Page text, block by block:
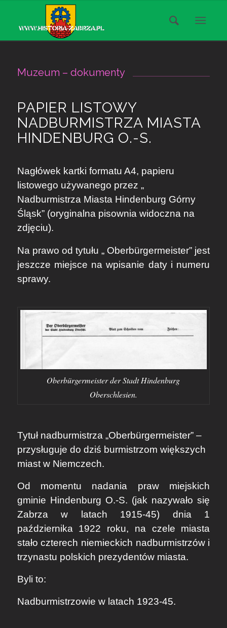
Muzeum – dokumenty
PAPIER LISTOWY
NADBURMISTRZA MIASTA
HINDENBURG O.-S.
Nagłówek kartki formatu A4, papieru
listowego używanego przez „
Nadburmistrza Miasta Hindenburg Górny
Śląsk” (oryginalna pisownia widoczna na
zdjęciu).
Na prawo od tytułu „ Oberbürgermeister” jest
jeszcze miejsce na wpisanie daty i numeru
sprawy.
Oberbürgermeister der Stadt Hindenburg
Oberschlesien.
Tytuł nadburmistrza „Oberbürgermeister” –
przysługuje do dziś burmistrzom większych
miast w Niemczech.
Od momentu nadania praw miejskich
gminie Hindenburg O.-S. (jak nazywało się
Zabrza w latach 1915-45) dnia 1
października 1922 roku, na czele miasta
stało czterech niemieckich nadburmistrzów i
trzynastu polskich prezydentów miasta.
Byli to:
Nadburmistrzowie w latach 1923-45.